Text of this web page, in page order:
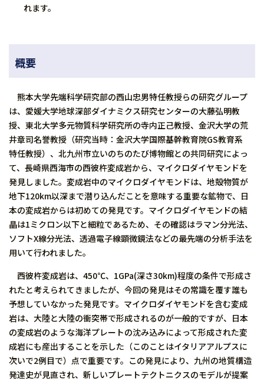
れます。
概要
熊本大学先端科学研究部の西山忠男特任教授らの研究グループ
は、愛媛大学地球深部ダイナミクス研究センターの大藤弘明教
授、東北大学多元物質科学研究所の寺内正己教授、金沢大学の荒
井章司名誉教授（研究当時：金沢大学国際基幹教育院GS教育系
特任教授）、北九州市立いのちのたび博物館との共同研究によっ
て、長崎県西海市の西彼杵変成岩から、マイクロダイヤモンドを
発見しました。変成岩中のマイクロダイヤモンドは、地殻物質が
地下120km以深まで潜り込んだことを意味する重要な鉱物で、日
本の変成岩からは初めての発見です。マイクロダイヤモンドの結
晶は1ミクロン以下と細粒であるため、その確認はラマン分光法、
ソフトX線分光法、透過電子線顕微鏡法などの最先端の分析手法を
用いて行われました。
西彼杵変成岩は、450℃、1GPa(深さ30km)程度の条件で形成さ
れたと考えられてきましたが、今回の発見はその常識を覆す誰も
予想していなかった発見です。マイクロダイヤモンドを含む変成
岩は、大陸と大陸の衝突帯で形成されるのが一般的ですが、日本
の変成岩のような海洋プレートの沈み込みによって形成された変
成岩にも産出することを示した（このことはイタリアアルプスに
次いで2例目で）点で重要です。この発見により、九州の地質構造
発達史が見直され、新しいプレートテクトニクスのモデルが提案